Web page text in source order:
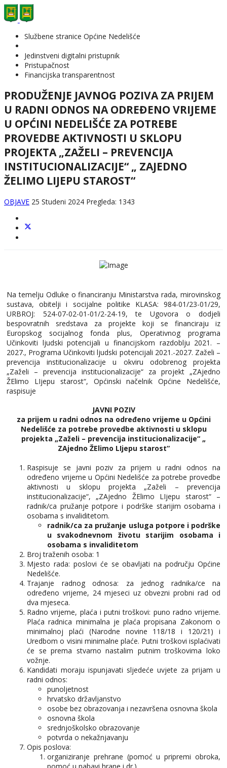
Službene stranice Općine Nedelišće
Jedinstveni digitalni pristupnik
Pristupačnost
Financijska transparentnost
PRODUŽENJE JAVNOG POZIVA ZA PRIJEM
U RADNI ODNOS NA ODREĐENO VRIJEME
U OPĆINI NEDELIŠĆE ZA POTREBE
PROVEDBE AKTIVNOSTI U SKLOPU
PROJEKTA „ZAŽELI – PREVENCIJA
INSTITUCIONALIZACIJE“ „ ZAJEDNO
ŽELIMO LIJEPU STAROST“
OBJAVE 25 Studeni 2024 Pregleda: 1343
Na temelju Odluke o financiranju Ministarstva rada, mirovinskog
sustava, obitelji i socijalne politike KLASA: 984-01/23-01/29,
URBROJ: 524-07-02-01-01/2-24-19, te Ugovora o dodjeli
bespovratnih sredstava za projekte koji se financiraju iz
Europskog socijalnog fonda plus, Operativnog programa
Učinkoviti ljudski potencijali u financijskom razdoblju 2021. –
2027., Programa Učinkoviti ljudski potencijali 2021.-2027. Zaželi –
prevencija institucionalizacije u okviru odobrenog projekta
„Zaželi – prevencija institucionalizacije“ za projekt „ZAjedno
ŽElimo LIjepu starost“, Općinski načelnik Općine Nedelišće,
raspisuje
JAVNI POZIV
za prijem u radni odnos na određeno vrijeme u Općini
Nedelišće za potrebe provedbe aktivnosti u sklopu
projekta „Zaželi – prevencija institucionalizacije“ „
ZAjedno ŽElimo LIjepu starost“
Raspisuje se javni poziv za prijem u radni odnos na
određeno vrijeme u Općini Nedelišće za potrebe provedbe
aktivnosti u sklopu projekta „Zaželi – prevencija
institucionalizacije“, „ZAjedno ŽElimo LIjepu starost“ –
radnik/ca pružanje potpore i podrške starijim osobama i
osobama s invaliditetom.
radnik/ca za pružanje usluga potpore i podrške
u svakodnevnom životu starijim osobama i
osobama s invaliditetom
Broj traženih osoba: 1
Mjesto rada: poslovi će se obavljati na području Općine
Nedelišće.
Trajanje radnog odnosa: za jednog radnika/ce na
određeno vrijeme, 24 mjeseci uz obvezni probni rad od
dva mjeseca.
Radno vrijeme, plaća i putni troškovi: puno radno vrijeme.
Plaća radnica minimalna je plaća propisana Zakonom o
minimalnoj plaći (Narodne novine 118/18 i 120/21) i
Uredbom o visini minimalne plaće. Putni troškovi isplaćivati
će se prema stvarno nastalim putnim troškovima loko
vožnje.
Kandidati moraju ispunjavati sljedeće uvjete za prijam u
radni odnos:
punoljetnost
hrvatsko državljanstvo
osobe bez obrazovanja i nezavršena osnovna škola
osnovna škola
srednjoškolsko obrazovanje
potvrda o nekažnjavanju
Opis poslova:
organiziranje prehrane (pomoć u pripremi obroka,